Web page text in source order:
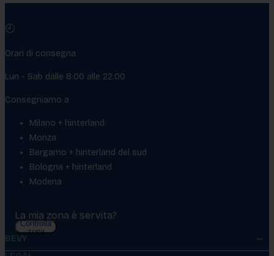
🕘
Orari di consegna
Lun - Sab dalle 8:00 alle 22:00
Consegniamo a
Milano + hinterland
Monza
Bergamo + hinterland del sud
Bologna + hinterland
Modena
La mia zona è servita?
Controlla
zona
BEVY